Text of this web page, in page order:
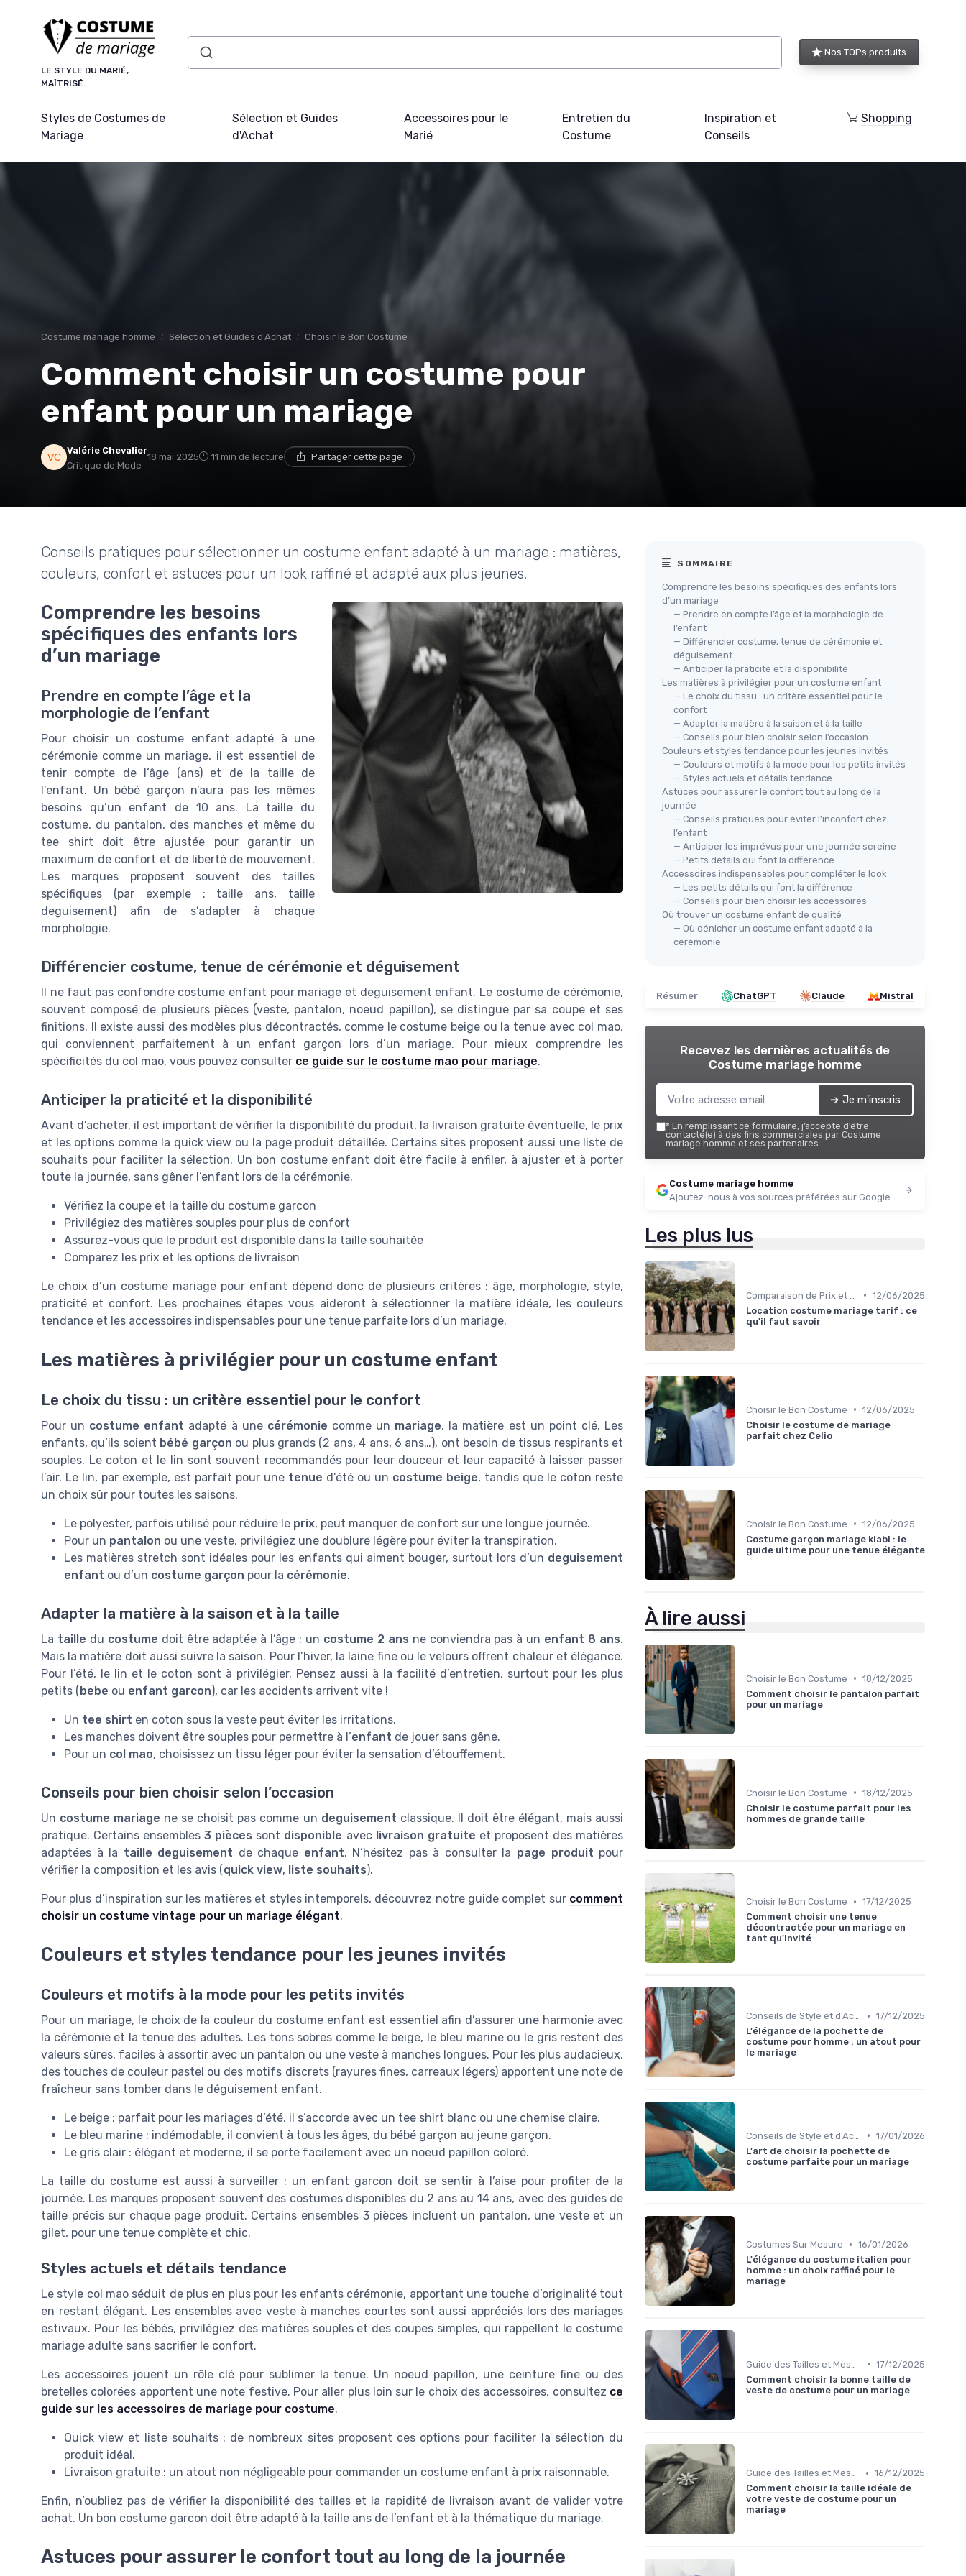
LE STYLE DU MARIÉ,
MAÎTRISÉ.
Nos TOPs produits
Styles de Costumes de
Mariage
Sélection et Guides
d'Achat
Accessoires pour le
Marié
Entretien du
Costume
Inspiration et
Conseils
Shopping
Costume mariage homme Sélection et Guides d'Achat Choisir le Bon Costume
Comment choisir un costume pour
enfant pour un mariage
Valérie Chevalier
Critique de Mode
18 mai 2025 11 min de lecture Partager cette page
Conseils pratiques pour sélectionner un costume enfant adapté à un mariage : matières,
couleurs, confort et astuces pour un look raffiné et adapté aux plus jeunes.
Comprendre les besoins
spécifiques des enfants lors
d’un mariage
Prendre en compte l’âge et la
morphologie de l’enfant
Pour choisir un costume enfant adapté à une
cérémonie comme un mariage, il est essentiel de
tenir compte de l’âge (ans) et de la taille de
l’enfant. Un bébé garçon n’aura pas les mêmes
besoins qu’un enfant de 10 ans. La taille du
costume, du pantalon, des manches et même du
tee shirt doit être ajustée pour garantir un
maximum de confort et de liberté de mouvement.
Les marques proposent souvent des tailles
spécifiques (par exemple : taille ans, taille
deguisement) afin de s’adapter à chaque
morphologie.
Différencier costume, tenue de cérémonie et déguisement
Il ne faut pas confondre costume enfant pour mariage et deguisement enfant. Le costume de cérémonie,
souvent composé de plusieurs pièces (veste, pantalon, noeud papillon), se distingue par sa coupe et ses
finitions. Il existe aussi des modèles plus décontractés, comme le costume beige ou la tenue avec col mao,
qui conviennent parfaitement à un enfant garçon lors d’un mariage. Pour mieux comprendre les
spécificités du col mao, vous pouvez consulter ce guide sur le costume mao pour mariage.
Anticiper la praticité et la disponibilité
Avant d’acheter, il est important de vérifier la disponibilité du produit, la livraison gratuite éventuelle, le prix
et les options comme la quick view ou la page produit détaillée. Certains sites proposent aussi une liste de
souhaits pour faciliter la sélection. Un bon costume enfant doit être facile à enfiler, à ajuster et à porter
toute la journée, sans gêner l’enfant lors de la cérémonie.
Vérifiez la coupe et la taille du costume garcon
Privilégiez des matières souples pour plus de confort
Assurez-vous que le produit est disponible dans la taille souhaitée
Comparez les prix et les options de livraison
Le choix d’un costume mariage pour enfant dépend donc de plusieurs critères : âge, morphologie, style,
praticité et confort. Les prochaines étapes vous aideront à sélectionner la matière idéale, les couleurs
tendance et les accessoires indispensables pour une tenue parfaite lors d’un mariage.
Les matières à privilégier pour un costume enfant
Le choix du tissu : un critère essentiel pour le confort
Pour un costume enfant adapté à une cérémonie comme un mariage, la matière est un point clé. Les
enfants, qu’ils soient bébé garçon ou plus grands (2 ans, 4 ans, 6 ans…), ont besoin de tissus respirants et
souples. Le coton et le lin sont souvent recommandés pour leur douceur et leur capacité à laisser passer
l’air. Le lin, par exemple, est parfait pour une tenue d’été ou un costume beige, tandis que le coton reste
un choix sûr pour toutes les saisons.
Le polyester, parfois utilisé pour réduire le prix, peut manquer de confort sur une longue journée.
Pour un pantalon ou une veste, privilégiez une doublure légère pour éviter la transpiration.
Les matières stretch sont idéales pour les enfants qui aiment bouger, surtout lors d’un deguisement
enfant ou d’un costume garçon pour la cérémonie.
Adapter la matière à la saison et à la taille
La taille du costume doit être adaptée à l’âge : un costume 2 ans ne conviendra pas à un enfant 8 ans.
Mais la matière doit aussi suivre la saison. Pour l’hiver, la laine fine ou le velours offrent chaleur et élégance.
Pour l’été, le lin et le coton sont à privilégier. Pensez aussi à la facilité d’entretien, surtout pour les plus
petits (bebe ou enfant garcon), car les accidents arrivent vite !
Un tee shirt en coton sous la veste peut éviter les irritations.
Les manches doivent être souples pour permettre à l’enfant de jouer sans gêne.
Pour un col mao, choisissez un tissu léger pour éviter la sensation d’étouffement.
Conseils pour bien choisir selon l’occasion
Un costume mariage ne se choisit pas comme un deguisement classique. Il doit être élégant, mais aussi
pratique. Certains ensembles3 pièces sont disponible avec livraison gratuite et proposent des matières
adaptées à la taille deguisement de chaque enfant. N’hésitez pas à consulter la page produit pour
vérifier la composition et les avis (quick view, liste souhaits).
Pour plus d’inspiration sur les matières et styles intemporels, découvrez notre guide complet sur comment
choisir un costume vintage pour un mariage élégant.
Couleurs et styles tendance pour les jeunes invités
Couleurs et motifs à la mode pour les petits invités
Pour un mariage, le choix de la couleur du costume enfant est essentiel afin d’assurer une harmonie avec
la cérémonie et la tenue des adultes. Les tons sobres comme le beige, le bleu marine ou le gris restent des
valeurs sûres, faciles à assortir avec un pantalon ou une veste à manches longues. Pour les plus audacieux,
des touches de couleur pastel ou des motifs discrets (rayures fines, carreaux légers) apportent une note de
fraîcheur sans tomber dans le déguisement enfant.
Le beige : parfait pour les mariages d’été, il s’accorde avec un tee shirt blanc ou une chemise claire.
Le bleu marine : indémodable, il convient à tous les âges, du bébé garçon au jeune garçon.
Le gris clair : élégant et moderne, il se porte facilement avec un noeud papillon coloré.
La taille du costume est aussi à surveiller : un enfant garcon doit se sentir à l’aise pour profiter de la
journée. Les marques proposent souvent des costumes disponibles du 2 ans au 14 ans, avec des guides de
taille précis sur chaque page produit. Certains ensembles 3 pièces incluent un pantalon, une veste et un
gilet, pour une tenue complète et chic.
Styles actuels et détails tendance
Le style col mao séduit de plus en plus pour les enfants cérémonie, apportant une touche d’originalité tout
en restant élégant. Les ensembles avec veste à manches courtes sont aussi appréciés lors des mariages
estivaux. Pour les bébés, privilégiez des matières souples et des coupes simples, qui rappellent le costume
mariage adulte sans sacrifier le confort.
Les accessoires jouent un rôle clé pour sublimer la tenue. Un noeud papillon, une ceinture fine ou des
bretelles colorées apportent une note festive. Pour aller plus loin sur le choix des accessoires, consultez ce
guide sur les accessoires de mariage pour costume.
Quick view et liste souhaits : de nombreux sites proposent ces options pour faciliter la sélection du
produit idéal.
Livraison gratuite : un atout non négligeable pour commander un costume enfant à prix raisonnable.
Enfin, n’oubliez pas de vérifier la disponibilité des tailles et la rapidité de livraison avant de valider votre
achat. Un bon costume garcon doit être adapté à la taille ans de l’enfant et à la thématique du mariage.
Astuces pour assurer le confort tout au long de la journée
SOMMAIRE
Comprendre les besoins spécifiques des enfants lors
d’un mariage
— Prendre en compte l’âge et la morphologie de
l’enfant
— Différencier costume, tenue de cérémonie et
déguisement
— Anticiper la praticité et la disponibilité
Les matières à privilégier pour un costume enfant
— Le choix du tissu : un critère essentiel pour le
confort
— Adapter la matière à la saison et à la taille
— Conseils pour bien choisir selon l’occasion
Couleurs et styles tendance pour les jeunes invités
— Couleurs et motifs à la mode pour les petits invités
— Styles actuels et détails tendance
Astuces pour assurer le confort tout au long de la
journée
— Conseils pratiques pour éviter l’inconfort chez
l’enfant
— Anticiper les imprévus pour une journée sereine
— Petits détails qui font la différence
Accessoires indispensables pour compléter le look
— Les petits détails qui font la différence
— Conseils pour bien choisir les accessoires
Où trouver un costume enfant de qualité
— Où dénicher un costume enfant adapté à la
cérémonie
Résumer ChatGPT Claude Mistral
Recevez les dernières actualités de
Costume mariage homme
➔ Je m'inscris
* En remplissant ce formulaire, j’accepte d’être
contacté(e) à des fins commerciales par Costume
mariage homme et ses partenaires.
Costume mariage homme
Ajoutez-nous à vos sources préférées sur Google
Les plus lus
• 12/06/2025
Location costume mariage tarif : ce
qu'il faut savoir
Choisir le Bon Costume • 12/06/2025
Choisir le costume de mariage
parfait chez Celio
Choisir le Bon Costume • 12/06/2025
Costume garçon mariage kiabi : le
guide ultime pour une tenue élégante
À lire aussi
Choisir le Bon Costume • 18/12/2025
Comment choisir le pantalon parfait
pour un mariage
Choisir le Bon Costume • 18/12/2025
Choisir le costume parfait pour les
hommes de grande taille
Choisir le Bon Costume • 17/12/2025
Comment choisir une tenue
décontractée pour un mariage en
tant qu'invité
Conseils de Style et d'Accessoires • 17/12/2025
L'élégance de la pochette de
costume pour homme : un atout pour
le mariage
• 17/01/2026
L'art de choisir la pochette de
costume parfaite pour un mariage
Costumes Sur Mesure • 16/01/2026
L'élégance du costume italien pour
homme : un choix raffiné pour le
mariage
• 17/12/2025
Comment choisir la bonne taille de
veste de costume pour un mariage
Guide des Tailles et Mesures • 16/12/2025
Comment choisir la taille idéale de
votre veste de costume pour un
mariage